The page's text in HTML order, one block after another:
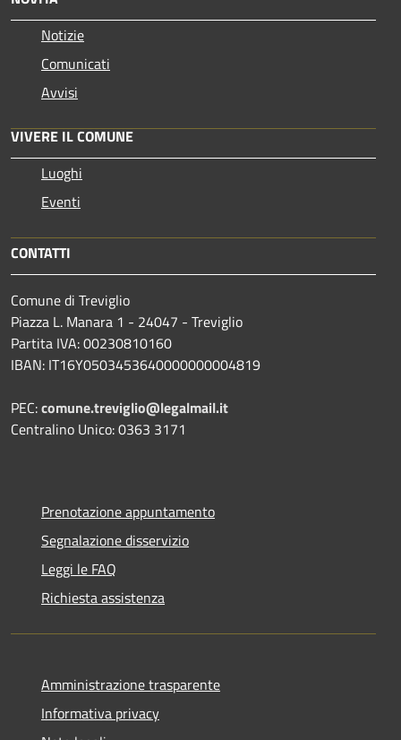
Notizie
Comunicati
Avvisi
VIVERE IL COMUNE
Luoghi
Eventi
CONTATTI
Comune di Treviglio
Piazza L. Manara 1 - 24047 - Treviglio
Partita IVA: 00230810160
IBAN: IT16Y0503453640000000004819
PEC:comune.treviglio@legalmail.it
Centralino Unico: 0363 3171
Prenotazione appuntamento
Segnalazione disservizio
Leggi le FAQ
Richiesta assistenza
Amministrazione trasparente
Informativa privacy